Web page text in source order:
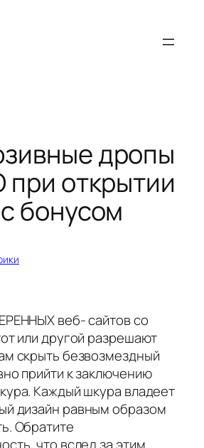
дропы
при открытии
бонусом
веб- сайтов со
или другой разрешают
скрыть безвозмездный
прийти к заключению
Каждый шкура владеет
дизайн равным образом
Обратите